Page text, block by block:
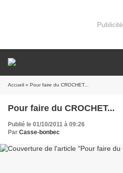
Publicité
Accueil » Pour faire du CROCHET...
Pour faire du CROCHET...
Publié le 01/10/2011 à 09:26
Par Casse-bonbec